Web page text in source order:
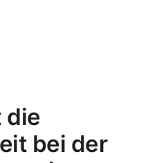
die
bei der